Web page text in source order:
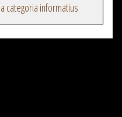
categoria informatius